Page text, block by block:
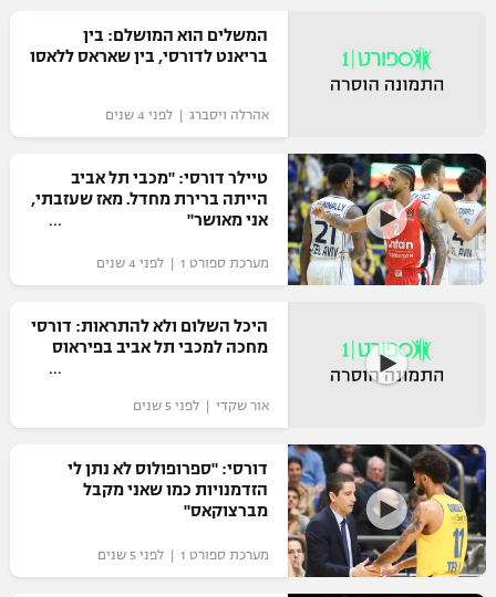
המשלים הוא המושלם: בין
בריאנט לדורסי, בין שאראס ללאסו
אהרלה ויסברג | לפני 4 שנים
טיילר דורסי: "מכבי תל אביב
הייתה ברירת מחדל. מאז שעזבתי,
אני מאושר"
מערכת ספורט 1 | לפני 4 שנים
היכל השלום ולא להתראות: דורסי
מחכה למכבי תל אביב בפיראוס
אור שקדי | לפני 5 שנים
דורסי: "ספרופולוס לא נתן לי
הזדמנויות כמו שאני מקבל
מברצוקאס"
מערכת ספורט 1 | לפני 5 שנים